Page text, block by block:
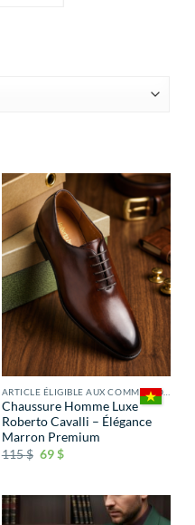
Chaussure Homme Luxe
Roberto Cavalli – Élégance
Marron Premium
115$ 69$